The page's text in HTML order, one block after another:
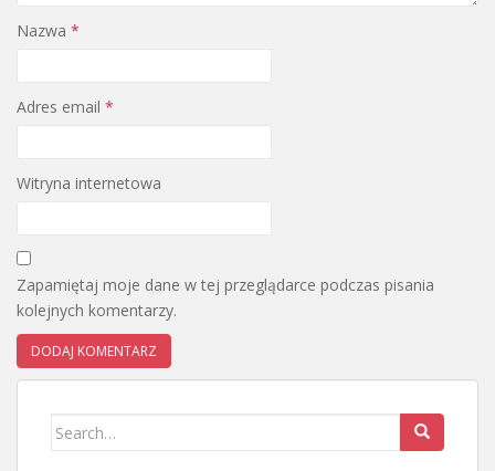
Nazwa *
Adres email *
Witryna internetowa
Zapamiętaj moje dane w tej przeglądarce podczas pisania
kolejnych komentarzy.
Search